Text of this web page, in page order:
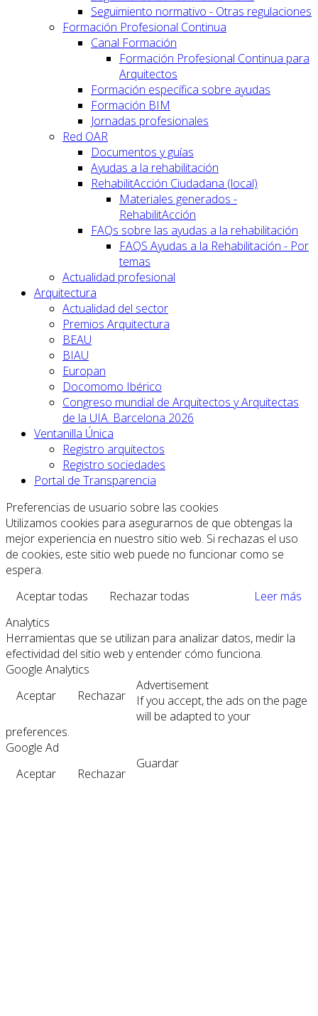
Seguimiento normativo - Otras regulaciones
Formación Profesional Continua
Canal Formación
Formación Profesional Continua para
Arquitectos
Formación específica sobre ayudas
Formación BIM
Jornadas profesionales
Red OAR
Documentos y guías
Ayudas a la rehabilitación
RehabilitAcción Ciudadana (local)
Materiales generados -
RehabilitAcción
FAQs sobre las ayudas a la rehabilitación
FAQS Ayudas a la Rehabilitación - Por
temas
Actualidad profesional
Arquitectura
Actualidad del sector
Premios Arquitectura
BEAU
BIAU
Europan
Docomomo Ibérico
Congreso mundial de Arquitectos y Arquitectas
de la UIA. Barcelona 2026
Ventanilla Única
Registro arquitectos
Registro sociedades
Portal de Transparencia
Preferencias de usuario sobre las cookies
Utilizamos cookies para asegurarnos de que obtengas la
mejor experiencia en nuestro sitio web. Si rechazas el uso
de cookies, este sitio web puede no funcionar como se
espera.
Aceptar todas
Rechazar todas
Leer más
Analytics
Herramientas que se utilizan para analizar datos, medir la
efectividad del sitio web y entender cómo funciona.
Google Analytics
Aceptar
Rechazar
Advertisement
If you accept, the ads on the page
will be adapted to your
preferences.
Google Ad
Aceptar
Rechazar
Guardar